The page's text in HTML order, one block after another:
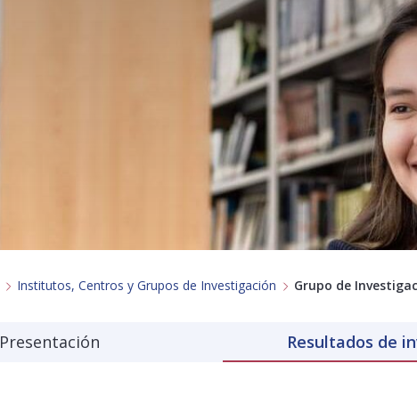
Institutos, Centros y Grupos de Investigación Grupo de
Presentación Resultados de